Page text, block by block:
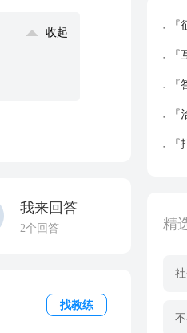
收起
我来回答
2个回答
找教练
精